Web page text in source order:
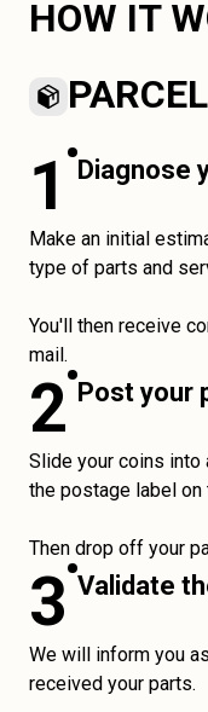
HOW IT
1 Diagnose
Make an initial
type of parts and
You'll then receive
mail.
2 Post your
Slide your coins into
the postage label on
Then drop off your
3 Validate
We will inform you
received your parts.